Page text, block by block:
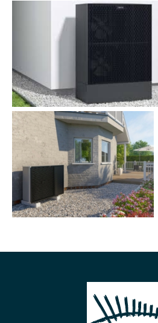
ShareThis is disabled.
Apple Plans